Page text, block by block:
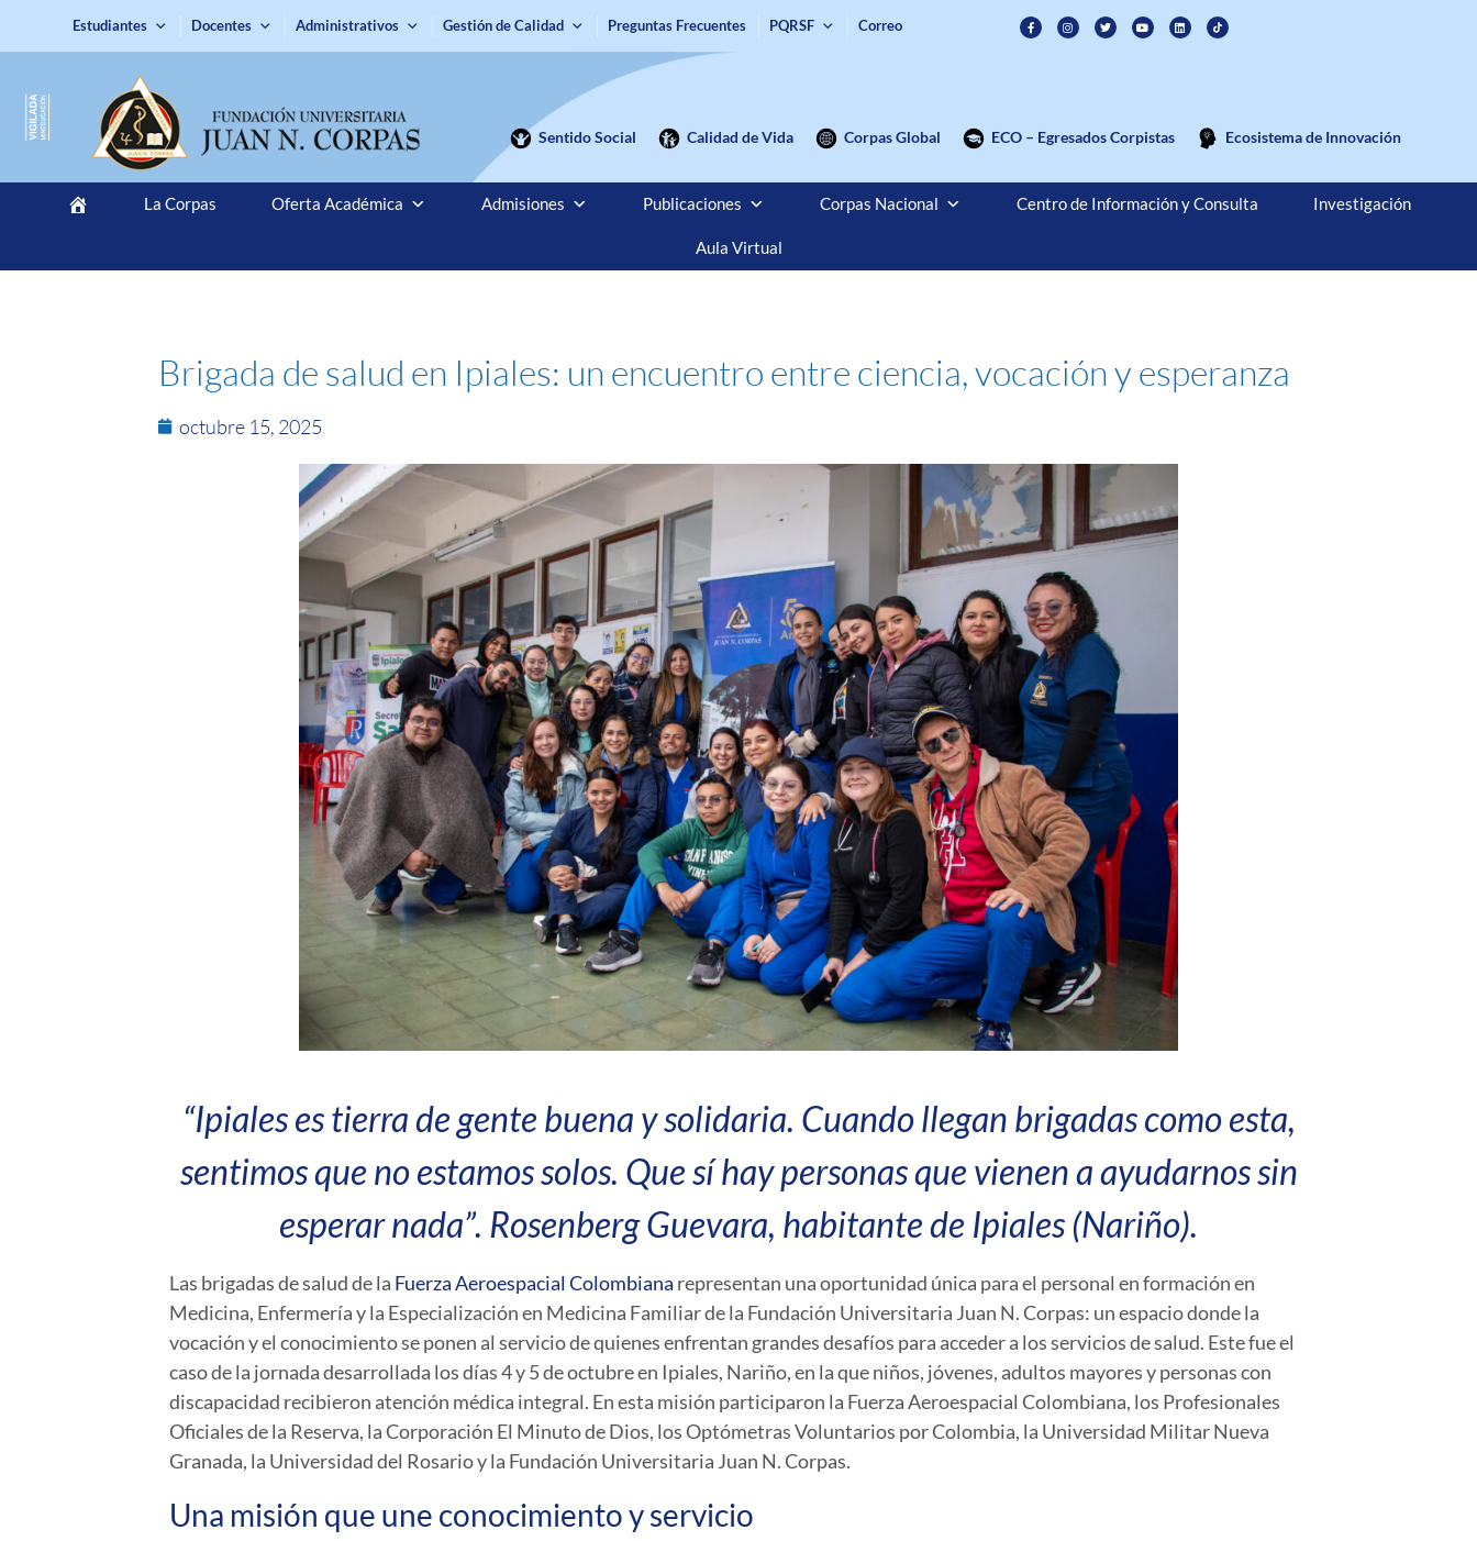
Estudiantes Docentes Administrativos Gestión de Calidad Preguntas Frecuentes PQRSF Correo
Sentido Social Calidad de Vida Corpas Global ECO – Egresados Corpistas Ecosistema de Innovación
La Corpas Oferta Académica Admisiones Publicaciones Corpas Nacional Centro de Información y Consulta Investigación
Aula Virtual
Brigada de salud en Ipiales: un encuentro entre ciencia, vocación y esperanza
octubre 15, 2025
“Ipiales es tierra de gente buena y solidaria. Cuando llegan brigadas como esta,
sentimos que no estamos solos. Que sí hay personas que vienen a ayudarnos sin
esperar nada”. Rosenberg Guevara, habitante de Ipiales (Nariño).
Las brigadas de salud de la Fuerza Aeroespacial Colombiana representan una oportunidad única para el personal en formación en
Medicina, Enfermería y la Especialización en Medicina Familiar de la Fundación Universitaria Juan N. Corpas: un espacio donde la
vocación y el conocimiento se ponen al servicio de quienes enfrentan grandes desafíos para acceder a los servicios de salud. Este fue el
caso de la jornada desarrollada los días 4 y 5 de octubre en Ipiales, Nariño, en la que niños, jóvenes, adultos mayores y personas con
discapacidad recibieron atención médica integral. En esta misión participaron la Fuerza Aeroespacial Colombiana, los Profesionales
Oficiales de la Reserva, la Corporación El Minuto de Dios, los Optómetras Voluntarios por Colombia, la Universidad Militar Nueva
Granada, la Universidad del Rosario y la Fundación Universitaria Juan N. Corpas.
Una misión que une conocimiento y servicio